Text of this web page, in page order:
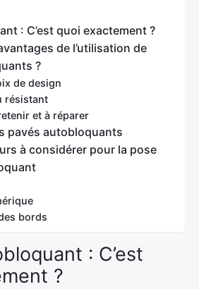
: C’est quoi exactement ?
de l’utilisation de
?
de design
résistant
et à réparer
pavés autobloquants
à considérer pour la pose
bords
: C’est
?